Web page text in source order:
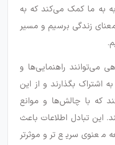
به ما کمک می‌کند که به
زندگی برسیم و مسیر
می‌توانند راهنمایی‌ها و
اشتراک بگذارند و از این
که با چالش‌ها و موانع
این تبادل اطلاعات باعث
معنوی سریع‌تر و موثرتر